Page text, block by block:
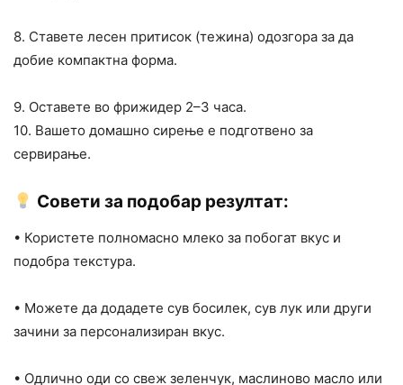
8. Ставете лесен притисок (тежина) одозгора за да
добие компактна форма.
9. Оставете во фрижидер 2–3 часа.
10. Вашето домашно сирење е подготвено за
сервирање.
Совети за подобар резултат:
• Користете полномасно млеко за побогат вкус и
подобра текстура.
• Можете да додадете сув босилек, сув лук или други
зачини за персонализиран вкус.
• Одлично оди со свеж зеленчук, маслиново масло или